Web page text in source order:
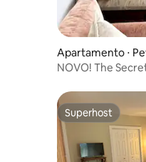
Apartamento ⋅
NOVO! The
Superhost
Superhost